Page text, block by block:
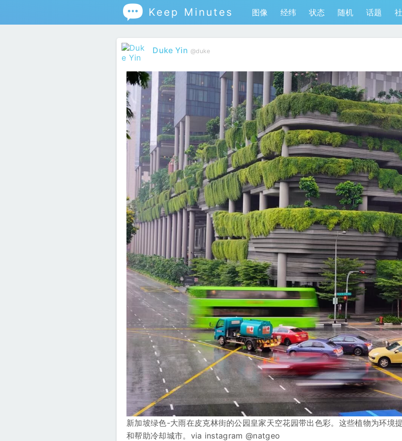
 Keep Minutes 图像 经纬 状态 随机 话题
Duke Yin @duke
新加坡绿色-大雨在皮克林街的公园皇家天空花园带出色彩。这些植物为环境
和帮助冷却城市。via instagram @natgeo